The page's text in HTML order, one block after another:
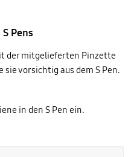
Pens
der mitgelieferten Pinzette
vorsichtig aus dem S Pen.
in den S Pen ein.